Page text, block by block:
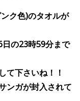
ク色)のタオルが
の23時59分まで
て下さいね！！
ンガが封入されて